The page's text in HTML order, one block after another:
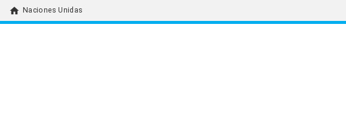
home Naciones Unidas